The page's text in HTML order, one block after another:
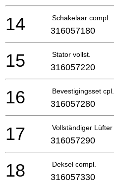
Schakelaar compl.
14 316057180
Stator vollst.
15 316057220
Bevestigingsset cpl.
16 316057280
Vollständiger Lüfter
17 316057290
Deksel compl.
18 316057330